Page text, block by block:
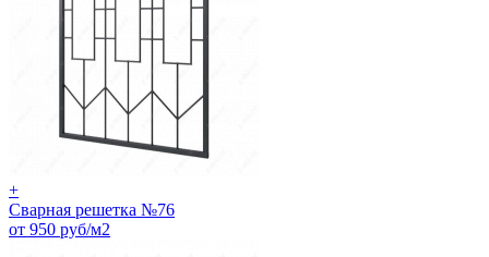
+
Сварная решетка №76
от 950 руб/м2